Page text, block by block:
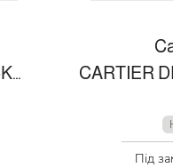
JUSTE UN CLOU NECKLACE
Під